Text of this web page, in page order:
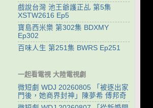
戲說台灣 池王爺護正乩 第5集
XSTW2616 Ep5
寶島西米樂 第302集 BDXMY
Ep302
百味人生 第251集 BWRS Ep251
一起看電視 大陸電視劇
微短劇 WDJ 20260805 「被逐出家
門後，她商界封神」陳夢希 傅邦奇